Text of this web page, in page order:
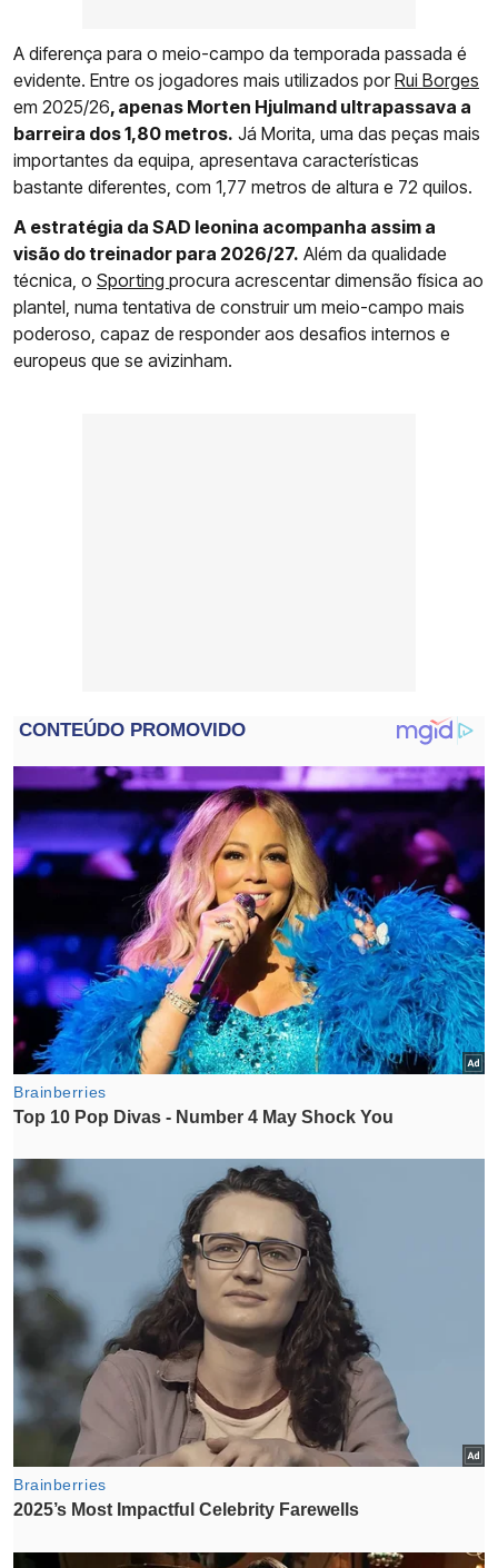
A diferença para o meio-campo da temporada passada é
evidente. Entre os jogadores mais utilizados porRui Borges
em 2025/26, apenas Morten Hjulmand ultrapassava a
barreira dos 1,80 metros. Já Morita, uma das peças mais
importantes da equipa, apresentava características
bastante diferentes, com 1,77 metros de altura e 72 quilos.
A estratégia da SAD leonina acompanha assim a
visão do treinador para 2026/27. Além da qualidade
técnica, o Sporting procura acrescentar dimensão física ao
plantel, numa tentativa de construir um meio-campo mais
poderoso, capaz de responder aos desafios internos e
europeus que se avizinham.